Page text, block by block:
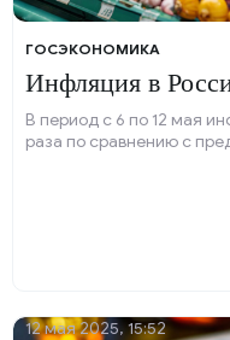
ГОСЭКОНОМИКА
Инфляция в
В период с 6 по 12 мая
раза по сравнению с
12 мая 2025, 15:52